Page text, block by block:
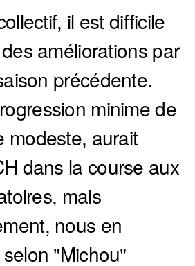
il est difficile
améliorations par
précédente.
minime de
modeste, aurait
dans la course aux
mais
nous en
"Michou"